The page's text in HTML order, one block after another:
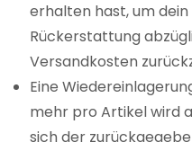
erhalten hast, um
Rückerstattung
Versandkosten
Eine
mehr pro Artikel wird
sich der